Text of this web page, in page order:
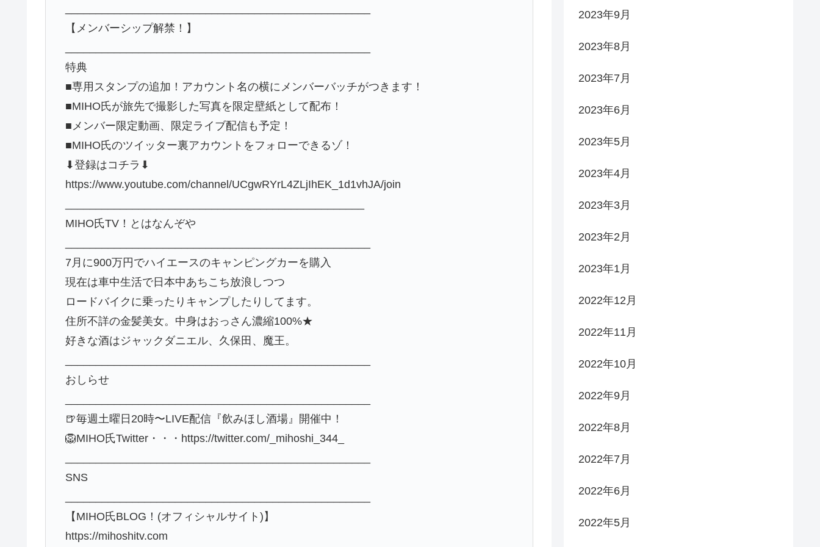
【メンバーシップ解禁！】
特典
■専用スタンプの追加！アカウント名の横にメンバーバッチがつきます！
■MIHO氏が旅先で撮影した写真を限定壁紙として配布！
■メンバー限定動画、限定ライブ配信も予定！
■MIHO氏のツイッター裏アカウントをフォローできるゾ！
⬇︎登録はコチラ⬇︎
https://www.youtube.com/channel/UCgwRYrL4ZLjIhEK_1d1vhJA/join
MIHO氏TV！とはなんぞや
7月に900万円でハイエースのキャンピングカーを購入
現在は車中生活で日本中あちこち放浪しつつ
ロードバイクに乗ったりキャンプしたりしてます。
住所不詳の金髪美女。中身はおっさん濃縮100%★
好きな酒はジャックダニエル、久保田、魔王。
おしらせ
🍺毎週土曜日20時〜LIVE配信『飲みほし酒場』開催中！
🦁MIHO氏Twitter・・・https://twitter.com/_mihoshi_344_
SNS
【MIHO氏BLOG！(オフィシャルサイト)】
https://mihoshitv.com
2023年9月
2023年8月
2023年7月
2023年6月
2023年5月
2023年4月
2023年3月
2023年2月
2023年1月
2022年12月
2022年11月
2022年10月
2022年9月
2022年8月
2022年7月
2022年6月
2022年5月